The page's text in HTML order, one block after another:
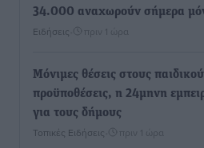
34.000 αναχωρούν σήμερα
Ειδήσεις πριν 1 ώρα
Μόνιμες θέσεις στους
προϋποθέσεις, η 24μηνη
για τους δήμους
Τοπικές Ειδήσεις πριν 1 ώρα